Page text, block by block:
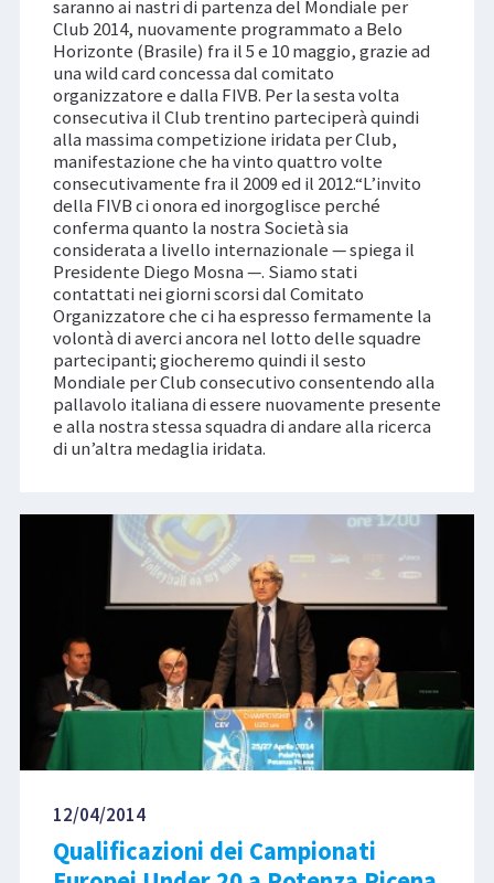
saranno ai nastri di partenza del Mondiale per
Club 2014, nuovamente programmato a Belo
Horizonte (Brasile) fra il 5 e 10 maggio, grazie ad
una wild card concessa dal comitato
organizzatore e dalla FIVB. Per la sesta volta
consecutiva il Club trentino parteciperà quindi
alla massima competizione iridata per Club,
manifestazione che ha vinto quattro volte
consecutivamente fra il 2009 ed il 2012.“L’invito
della FIVB ci onora ed inorgoglisce perché
conferma quanto la nostra Società sia
considerata a livello internazionale — spiega il
Presidente Diego Mosna —. Siamo stati
contattati nei giorni scorsi dal Comitato
Organizzatore che ci ha espresso fermamente la
volontà di averci ancora nel lotto delle squadre
partecipanti; giocheremo quindi il sesto
Mondiale per Club consecutivo consentendo alla
pallavolo italiana di essere nuovamente presente
e alla nostra stessa squadra di andare alla ricerca
di un’altra medaglia iridata.
12/04/2014
Qualificazioni dei Campionati